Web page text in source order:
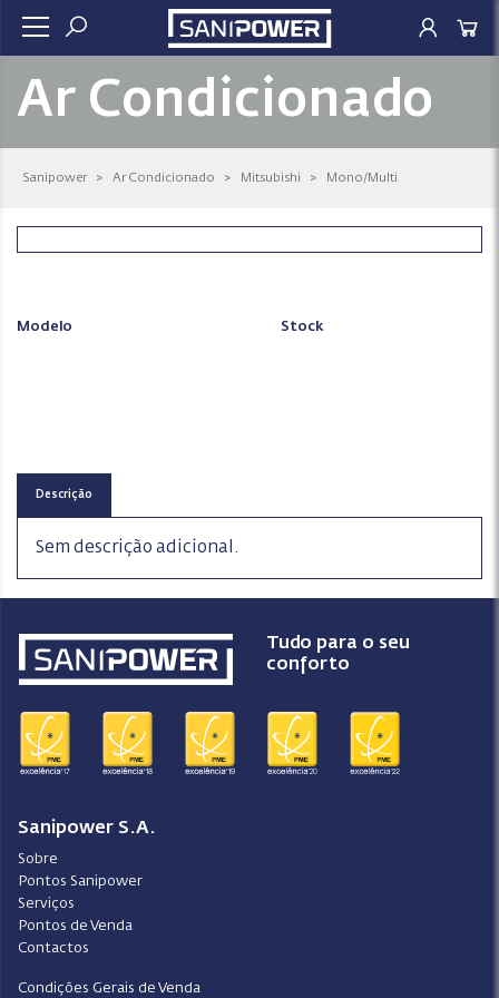
Ar Condicionado
Sanipower > Ar Condicionado > Mitsubishi > Mono/Multi
Modelo Stock
Descrição
Sem descrição adicional.
Tudo para o seu
conforto
Sanipower S.A.
Sobre
Pontos Sanipower
Serviços
Pontos de Venda
Contactos
Condições Gerais de Venda